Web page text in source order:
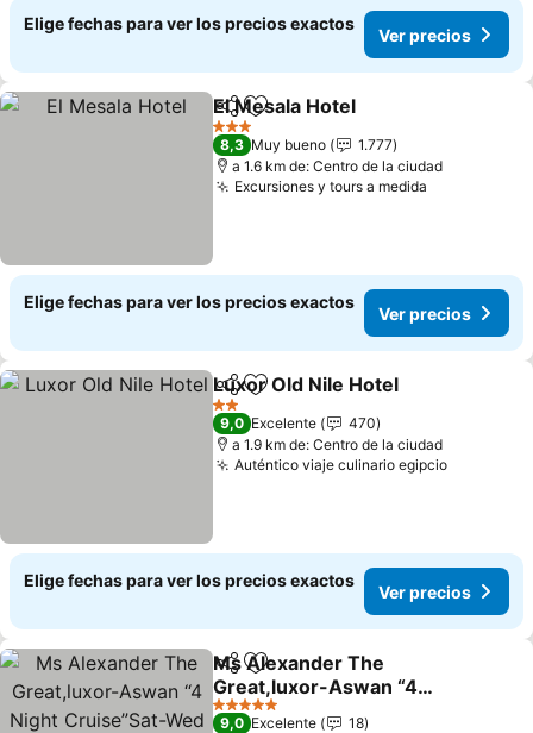
Elige fechas para ver los precios exactos
Ver precios
CompartirAgregar a favoritos
El Mesala Hotel
3 Estrellas
8,3 Muy bueno
1.777
a 1.6 km de: Centro de la ciudad
Excursiones y tours a medida
Elige fechas para ver los precios exactos
Ver precios
CompartirAgregar a favoritos
Luxor Old Nile Hotel
2 Estrellas
9,0 Excelente
470
a 1.9 km de: Centro de la ciudad
Auténtico viaje culinario egipcioVer
Elige fechas para ver los precios exactos
Ver precios
CompartirAgregar a favoritos
Ms Alexander The
Great,luxor-Aswan “4
Night Cruise”Sat-Wed
Ver precios
5 Estrellas
9,0 Excelente
18